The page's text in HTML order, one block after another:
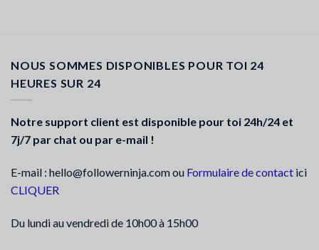
NOUS SOMMES DISPONIBLES POUR TOI 24
HEURES SUR 24
Notre support client est disponible pour toi 24h/24 et
7j/7 par chat ou par e-mail !
E-mail : hello@followerninja.com ou Formulaire de contact ici
CLIQUER
Du lundi au vendredi de 10h00 à 15h00